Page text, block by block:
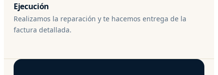
Ejecución
Realizamos la reparación y te hacemos entrega de la
factura detallada.